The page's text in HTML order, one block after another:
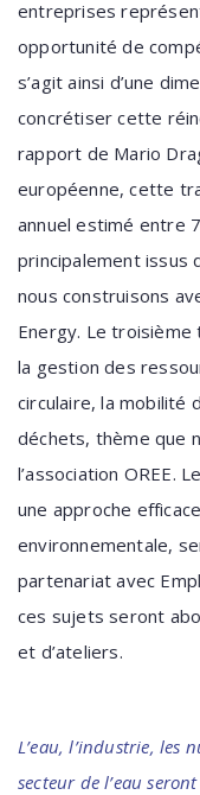
entreprises
opportunité de
s’agit ainsi d’une
concrétiser cette
rapport de Mario
européenne, cette
annuel estimé entre
principalement issus
nous construisons
Energy. Le
la gestion des
circulaire, la mobilité
déchets, thème que
l’association OREE.
une approche
environnementale,
partenariat avec
ces sujets seront
et d’ateliers.
L’eau, l’industrie, les
secteur de l’eau